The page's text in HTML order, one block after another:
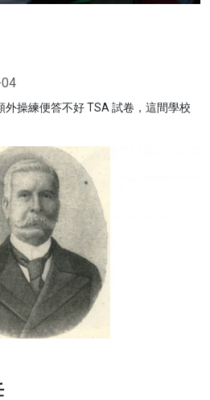
操練便答不好 TSA 試卷，這間學校